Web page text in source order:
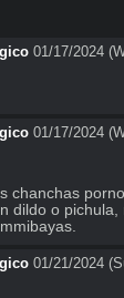
01/17/2024
01/17/2024
chanchas
dildo o pichula,
01/21/2024